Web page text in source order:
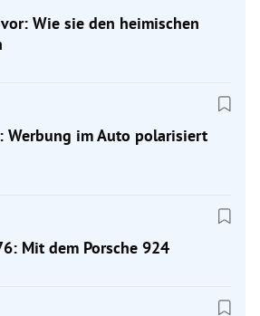
Wie sie den heimischen
Werbung im Auto polarisiert
Mit dem Porsche 924